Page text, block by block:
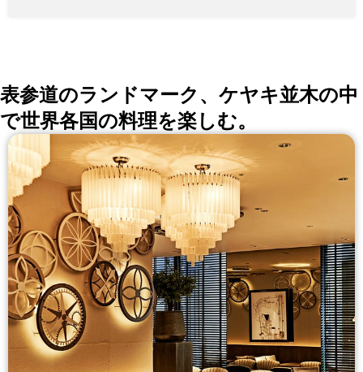
社ビル） ご来店の際は一階の受付コンシェルジュにお
声がけください。
表参道のランドマーク、ケヤキ並木の中
で世界各国の料理を楽しむ。